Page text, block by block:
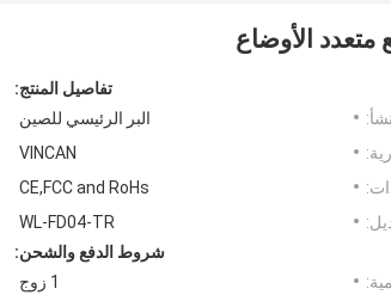
تفاصيل المنتج:
البر الرئيسي للصين
VINCAN
CE,FCC and RoHs
WL-FD04-TR
شروط الدفع والشحن:
1 زوج